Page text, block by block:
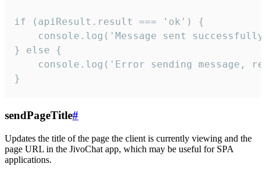
if (apiResult.result === 'ok') {
console.log('Message sent
} else {
console.log('Error sending message,
}
sendPageTitle#
Updates the title of the page the client is currently viewing and the
page URL in the JivoChat app, which may be useful for SPA
applications.